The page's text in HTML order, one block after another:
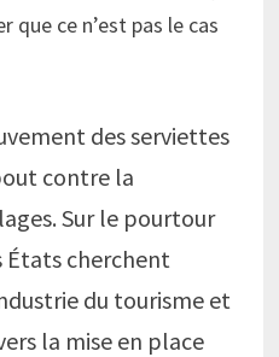
ce n’est pas le cas
des serviettes
contre la
Sur le pourtour
États cherchent
du tourisme et
la mise en place